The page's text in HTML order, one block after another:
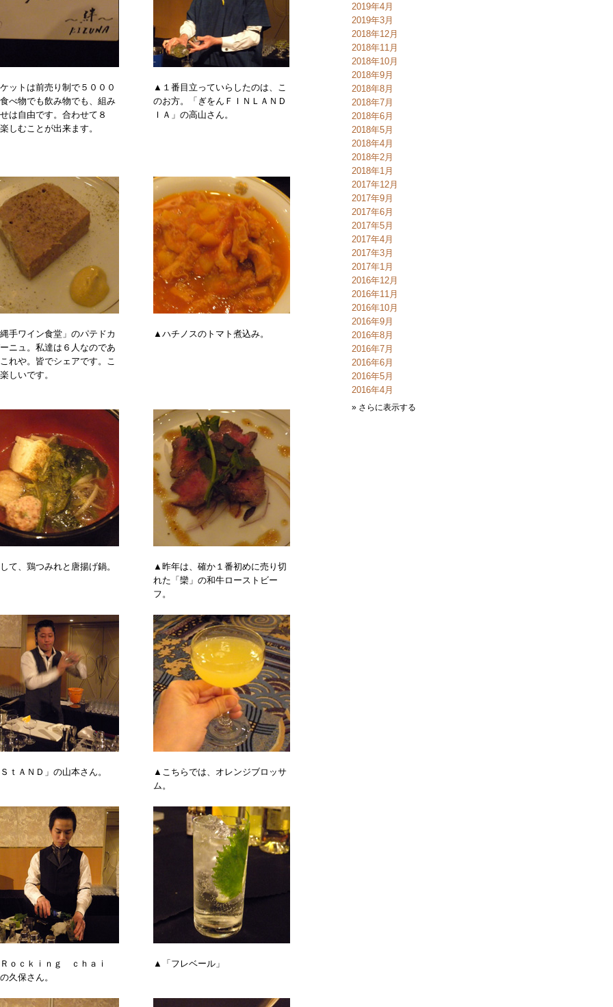
ットは前売り制で５０００
べ物でも飲み物でも、組み
は自由です。合わせて８
しむことが出来ます。
▲１番目立っていらしたのは、こ
のお方。「ぎをんＦＩＮＬＡＮＤ
ＩＡ」の高山さん。
手ワイン食堂」のパテドカ
ニュ。私達は６人なのであ
れや。皆でシェアです。こ
しいです。
▲ハチノスのトマト煮込み。
て、鶏つみれと唐揚げ鍋。
▲昨年は、確か１番初めに売り切
れた「欒」の和牛ローストビー
フ。
ｔＡＮＤ」の山本さん。
▲こちらでは、オレンジブロッサ
ム。
ｏｃｋｉｎｇ ｃｈａｉ
久保さん。
▲「フレベール」
2019年4月
2019年3月
2018年12月
2018年11月
2018年10月
2018年9月
2018年8月
2018年7月
2018年6月
2018年5月
2018年4月
2018年2月
2018年1月
2017年12月
2017年9月
2017年6月
2017年5月
2017年4月
2017年3月
2017年1月
2016年12月
2016年11月
2016年10月
2016年9月
2016年8月
2016年7月
2016年6月
2016年5月
2016年4月
» さらに表示する